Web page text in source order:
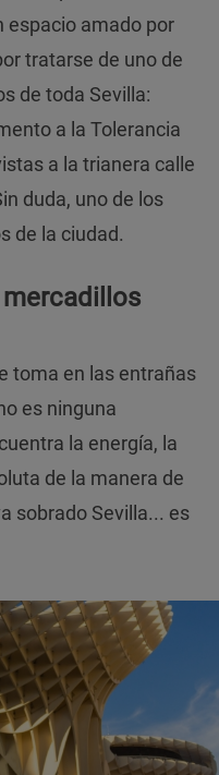
espacio amado por
tratarse de uno de
de toda Sevilla:
a la Tolerancia
a la trianera calle
duda, uno de los
de la ciudad.
mercadillos
toma en las entrañas
es ninguna
la energía, la
de la manera de
sobrado Sevilla... es